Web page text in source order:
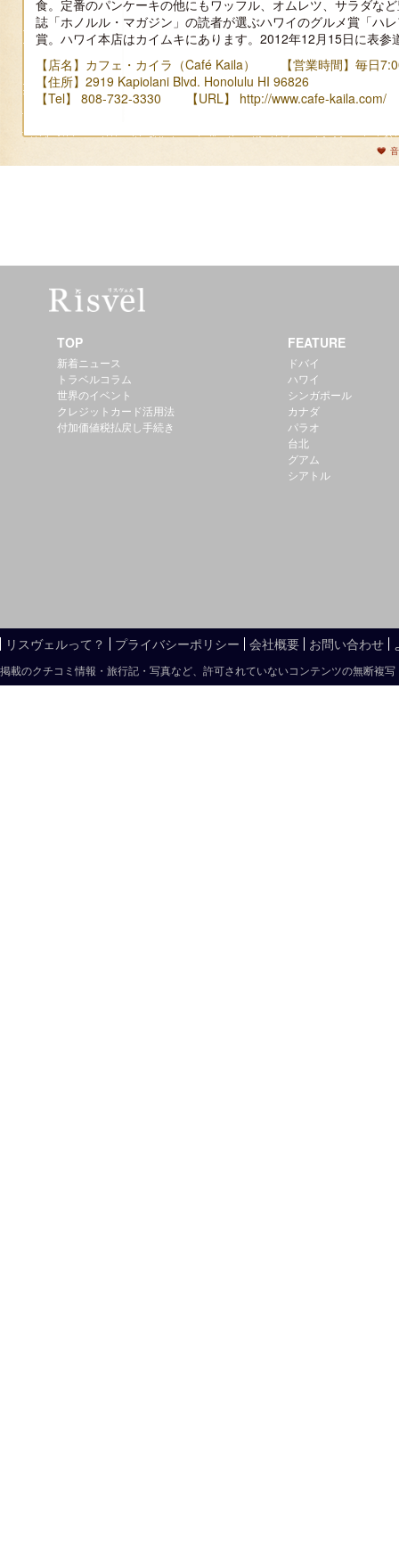
食。定番のパンケーキの他にもワッフル、オムレツ、サラダな
誌「ホノルル・マガジン」の読者が選ぶハワイのグルメ賞「ハ
賞。ハワイ本店はカイムキにあります。2012年12月15日に表参
【店名】カフェ・カイラ（Café Kaila） 【営業時間】毎日
【住所】2919 Kapiolani Blvd. Honolulu HI 96826
【Tel】 808-732-3330 【URL】 http://www.cafe-kaila.com/
TOP
新着ニュース
トラベルコラム
世界のイベント
クレジットカード活用法
付加価値税払戻し手続き
FEATURE
ドバイ
ハワイ
シンガポール
カナダ
パラオ
台北
グアム
シアトル
リスヴェルって？ プライバシーポリシー 会社概要 お問い合わせ
掲載のクチコミ情報・旅行記・写真など、許可されていないコンテンツの無断複